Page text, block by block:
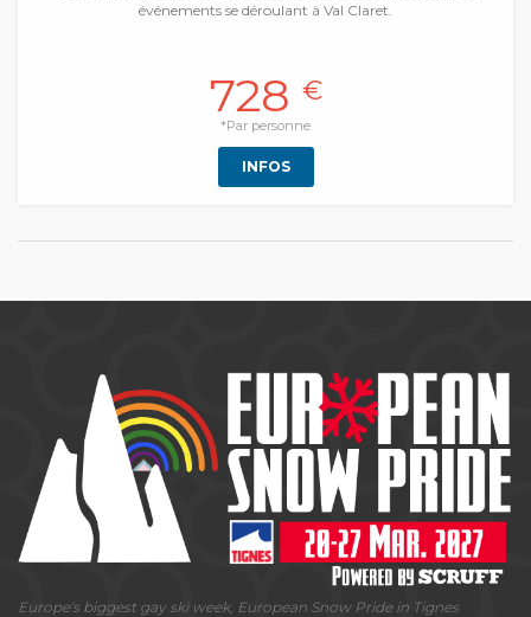
événements se déroulant à Val Claret.
728 €
*Par personne
INFOS
Europe's biggest gay ski week, European Snow Pride in Tignes